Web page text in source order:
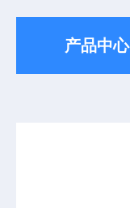
产品中心